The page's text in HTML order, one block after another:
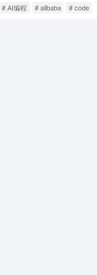
# AI编程 # alibaba # code